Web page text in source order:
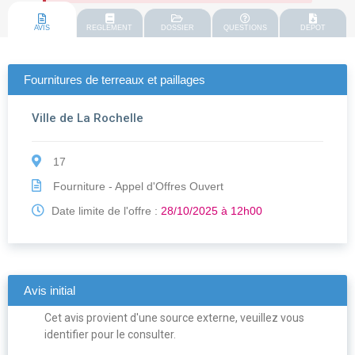
AVIS REGLEMENT DOSSIER QUESTIONS DEPOT
Fournitures de terreaux et paillages
Ville de La Rochelle
17
Fourniture - Appel d'Offres Ouvert
Date limite de l'offre : 28/10/2025 à 12h00
Avis initial
Cet avis provient d'une source externe, veuillez vous
identifier pour le consulter.